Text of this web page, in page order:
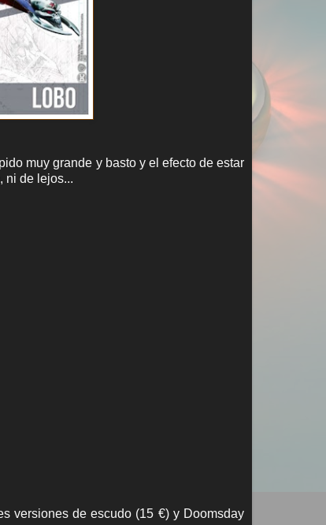
muy grande y basto y el efecto de estar
ni de lejos...
versiones de escudo (15 €) y Doomsday